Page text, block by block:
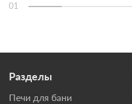
01
Разделы
Печи для бани